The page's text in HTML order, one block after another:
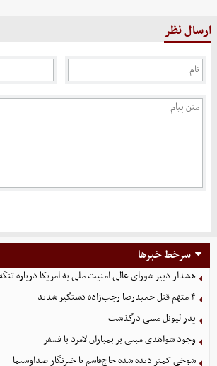
ارسال نظر
سرخط خبرها
هشدار دبیر شورای عالی امنیت ملی به امریکا درباره
۴ متهم قتل حمیدرضا رجب‌زاده دستگیر شدند
پدر لیونل مسی درگذشت
وجود شواهدی مبنی بر بمباران لامرد با فسفر
شوخی کمتر دیده شده حاج‌قاسم با خبرنگار صداوسیما